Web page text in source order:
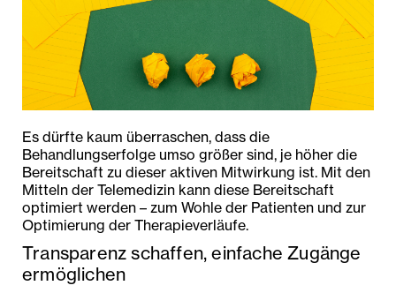
Es dürfte kaum überraschen, dass die
Behandlungserfolge umso größer sind, je höher die
Bereitschaft zu dieser aktiven Mitwirkung ist. Mit den
Mitteln der Telemedizin kann diese Bereitschaft
optimiert werden – zum Wohle der Patienten und zur
Optimierung der Therapieverläufe.
Transparenz schaffen, einfache Zugänge
ermöglichen